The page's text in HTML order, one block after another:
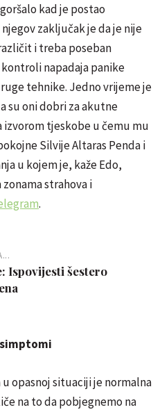
kad je postao
zaključak je da je nije
i treba poseban
napadaja panike
tehnike. Jedno vrijeme je
su oni dobri za akutne
tjeskobe u čemu mu
Silvije Altaras Penda i
u kojem je, kaže Edo,
strahova i
.
Ispovijesti šestero
opasnoj situaciji je normalna
na to da pobjegnemo na